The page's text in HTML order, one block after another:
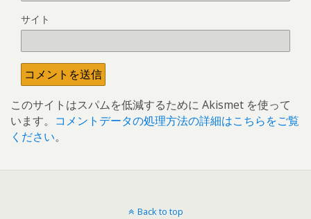
サイト
このサイトはスパムを低減するために Akismet を使って
います。 コメントデータの処理方法の詳細はこちらをご覧
ください。
Back to top